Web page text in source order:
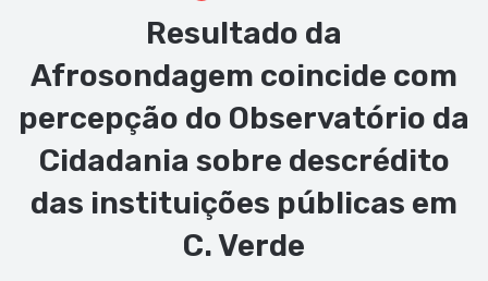
Resultado da
Afrosondagem coincide com
percepção do Observatório da
Cidadania sobre descrédito
das instituições públicas em
C. Verde